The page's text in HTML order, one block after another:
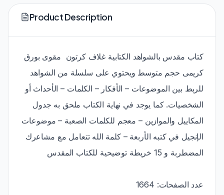
Product Description
كتاب مقدس بالشواهد الكتابية غلاف كرتون مقوى بورق
كريمى حجم متوسط ويحتوي على سلسلة من الشواهد
للربط بين الموضوعات – الأفكار – الكلمات – الأحداث أو
الشخصيات. كما يوجد في نهاية الكتاب ملحق به جدول
المكاييل والموازين – معجم للكلمات الصعبة – موضوعات
الإنجيل في كتبه الأربعة – كلمة الله تتعامل مع مشاعرك
المضطربة و 15 خريطة توضيحية للكتاب المقدس
عدد الصفحات: 1664